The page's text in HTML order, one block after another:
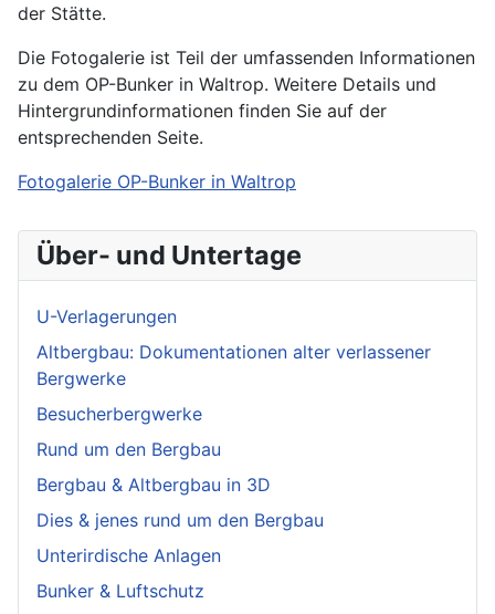
der Stätte.
Die Fotogalerie ist Teil der umfassenden Informationen
zu dem OP-Bunker in Waltrop. Weitere Details und
Hintergrundinformationen finden Sie auf der
entsprechenden Seite.
Fotogalerie OP-Bunker in Waltrop
Über- und Untertage
U-Verlagerungen
Altbergbau: Dokumentationen alter verlassener
Bergwerke
Besucherbergwerke
Rund um den Bergbau
Bergbau & Altbergbau in 3D
Dies & jenes rund um den Bergbau
Unterirdische Anlagen
Bunker & Luftschutz